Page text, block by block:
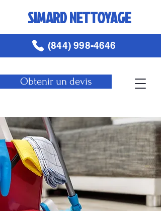
SIMARD NETTOYAGE
Obtenir un devis
(844) 998-4646